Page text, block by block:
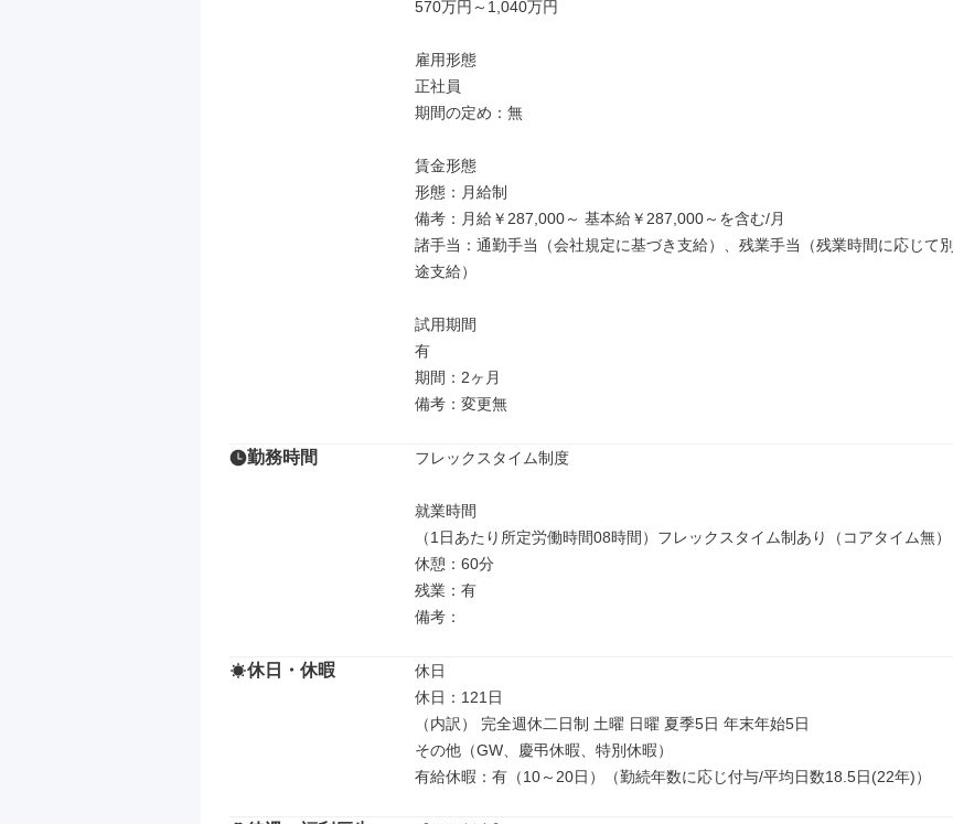
570万円～1,040万円
雇用形態
正社員
期間の定め：無
賃金形態
形態：月給制
備考：月給￥287,000～ 基本給￥287,000～を含む/月
諸手当：通勤手当（会社規定に基づき支給）、残業手当（残業時間に応じて別
途支給）
試用期間
有
期間：2ヶ月
備考：変更無
勤務時間 フレックスタイム制度
就業時間
（1日あたり所定労働時間08時間）フレックスタイム制あり（コアタイム無）
休憩：60分
残業：有
備考：
休日・休暇
休日
休日：121日
（内訳） 完全週休二日制 土曜 日曜 夏季5日 年末年始5日
その他（GW、慶弔休暇、特別休暇）
有給休暇：有（10～20日）（勤続年数に応じ付与/平均日数18.5日(22年)）